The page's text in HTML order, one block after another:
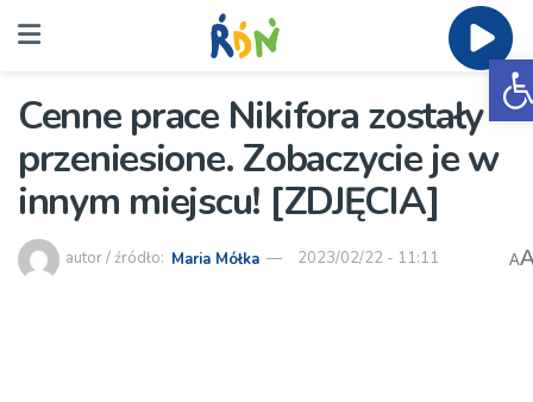
Cenne prace Nikifora zostały
przeniesione. Zobaczycie je w
innym miejscu! [ZDJĘCIA]
autor / źródło: Maria Mółka 2023/02/22 - 11:11 A